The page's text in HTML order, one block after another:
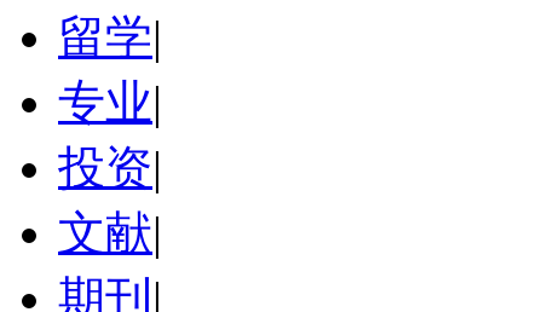
留学|
专业|
投资|
文献|
期刊 |